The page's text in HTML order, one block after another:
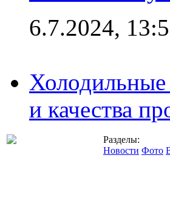
6.7.2024,
Холодильные
и качества
Разделы:
Новости Фото